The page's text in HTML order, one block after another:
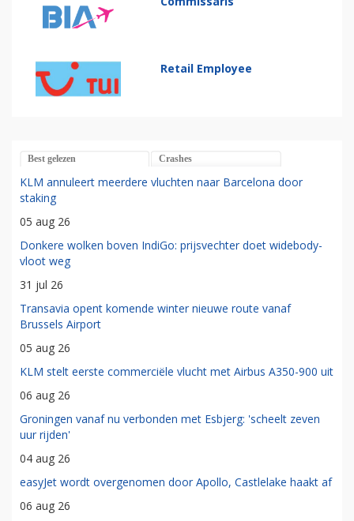
Retail Employee
Best gelezen Crashes
KLM annuleert meerdere vluchten naar Barcelona door
staking
05 aug 26
Donkere wolken boven IndiGo: prijsvechter doet widebody-
vloot weg
31 jul 26
Transavia opent komende winter nieuwe route vanaf
Brussels Airport
05 aug 26
KLM stelt eerste commerciële vlucht met Airbus A350-900 uit
06 aug 26
Groningen vanaf nu verbonden met Esbjerg: 'scheelt zeven
uur rijden'
04 aug 26
easyJet wordt overgenomen door Apollo, Castlelake haakt af
06 aug 26